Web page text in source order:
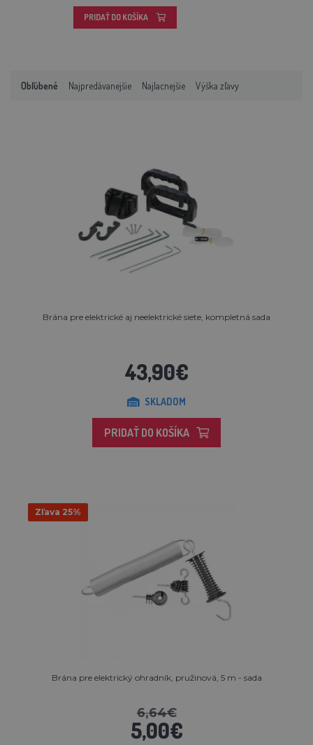
PRIDAŤ DO KOŠÍKA
Obľúbené Najpredávanejšie Najlacnejšie Výška zľavy
Brána pre elektrické aj neelektrické siete, kompletná sada
43,90€
SKLADOM
PRIDAŤ DO KOŠÍKA
Zľava 25%
Brána pre elektrický ohradník, pružinová, 5 m - sada
6,64€
5,00€